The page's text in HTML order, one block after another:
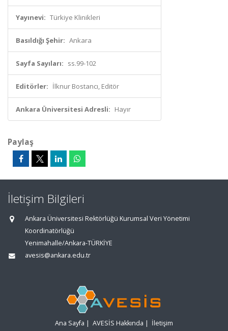
Yayınevi: Türkiye Klinikleri
Basıldığı Şehir: Ankara
Sayfa Sayıları: ss.99-102
Editörler: İlknur Bostancı, Editör
Ankara Üniversitesi Adresli: Hayır
Paylaş
İletişim Bilgileri
Ankara Üniversitesi Rektörlüğü Kurumsal Veri Yönetimi
Koordinatörlüğü
Yenimahalle/Ankara-TÜRKİYE
avesis@ankara.edu.tr
Ana Sayfa | AVESİS Hakkında | İletişim